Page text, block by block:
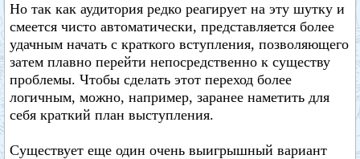
Но так как аудитория редко реагирует на эту шутку и
смеется чисто автоматически, представляется более
удачным начать с краткого вступления, позволяющего
затем плавно перейти непосредственно к существу
проблемы. Чтобы сделать этот переход более
логичным, можно, например, заранее наметить для
себя краткий план выступления.
Существует еще один очень выигрышный вариант